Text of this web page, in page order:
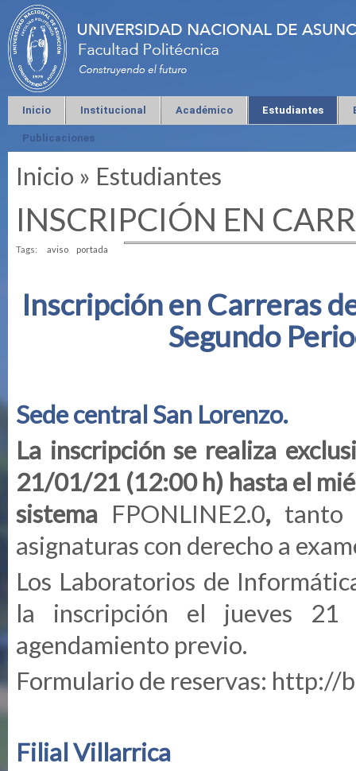
Inicio Institucional Académico Estudiantes
Publicaciones
Se encuentra usted aquí
Inicio » Estudiantes
INSCRIPCIÓN EN
Tags: aviso portada
Inscripción en Carreras
Segundo
Sede central San Lorenzo.
La inscripción se realiza
21/01/21 (12:00 h) hasta el
sistema FPONLINE2.0,tanto
asignaturas con derecho a
Los Laboratorios de
la inscripción el jueves
agendamiento previo.
Formulario de reservas: http://
Filial Villarrica